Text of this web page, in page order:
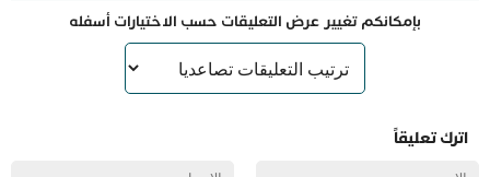
بإمكانكم تغيير عرض التعليقات حسب الاختيارات أسفله
اترك تعليقاً